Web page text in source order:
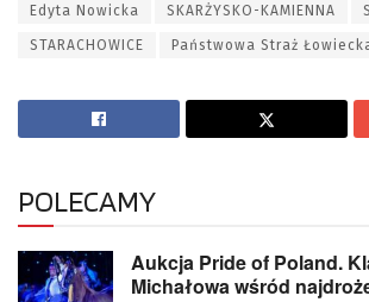
Edyta Nowicka SKARŻYSKO-KAMIENNA
STARACHOWICE Państwowa Straż
POLECAMY
Aukcja Pride of Poland.
Michałowa wśród